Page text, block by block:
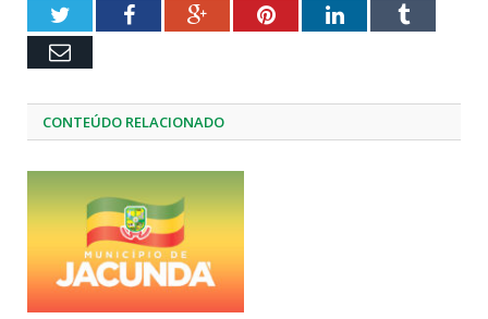
TwitterFacebookGoogle+PinterestLinkedInTumblr
Email
CONTEÚDO RELACIONADO